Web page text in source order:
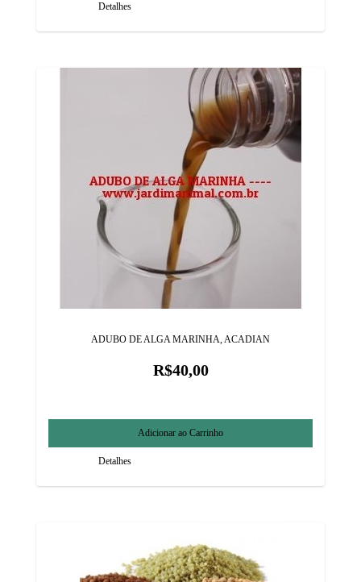
Detalhes
ADUBO DE ALGA MARINHA, ACADIAN
R$40,00
Detalhes